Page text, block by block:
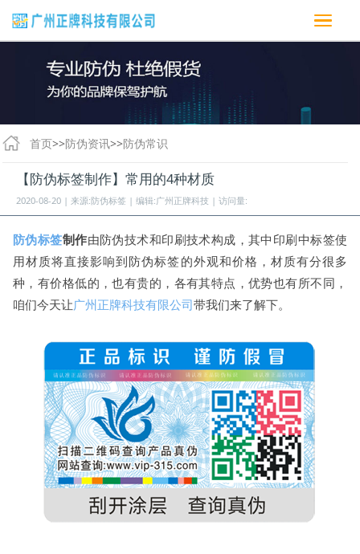
首页>>防伪资讯>>防伪常识
【防伪标签制作】常用的4种材质
2020-08-20 | 来源:防伪标签 | 编辑:广州正牌科技 | 访问量:
防伪标签制作由防伪技术和印刷技术构成，其中印刷中标签使
用材质将直接影响到防伪标签的外观和价格，材质有分很多
种，有价格低的，也有贵的，各有其特点，优势也有所不同，
咱们今天让广州正牌科技有限公司带我们来了解下。